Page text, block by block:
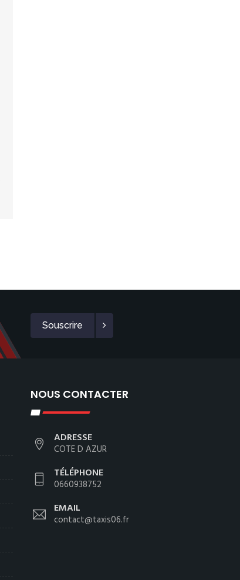
Souscrire
NOUS CONTACTER
ADRESSE
COTE D AZUR
TÉLÉPHONE
0660938752
EMAIL
contact@taxis06.fr